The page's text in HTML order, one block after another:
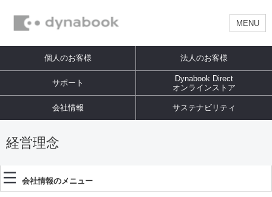
MENU
個人のお客様 法人のお客様
サポート
Dynabook Direct
オンラインストア
会社情報 サステナビリティ
経営理念
会社情報のメニュー